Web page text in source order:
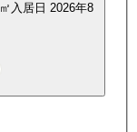
㎡ 入居日 2026年8